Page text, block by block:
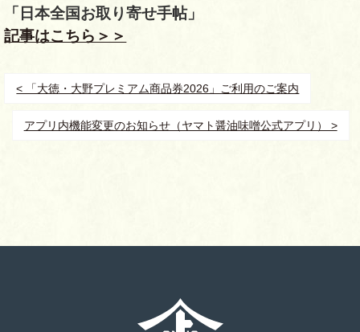
「日本全国お取り寄せ手帖」
記事はこちら＞＞
< 「大徳・大野プレミアム商品券2026」ご利用のご案内
アプリ内機能変更のお知らせ（ヤマト醤油味噌公式アプリ） >